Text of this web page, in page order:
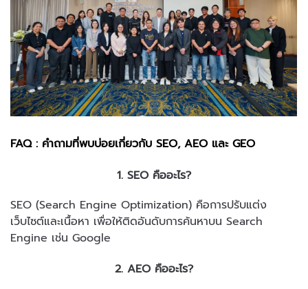
FAQ : คำถามที่พบบ่อยเกี่ยวกับ SEO, AEO และ GEO
1. SEO คืออะไร?
SEO (Search Engine Optimization) คือการปรับแต่ง
เว็บไซต์และเนื้อหา เพื่อให้ติดอันดับการค้นหาบน Search
Engine เช่น Google
2. AEO คืออะไร?